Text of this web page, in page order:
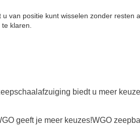
u van positie kunt wisselen zonder
klaren.
biedt u meer
geeft je meer keuzes!WGO